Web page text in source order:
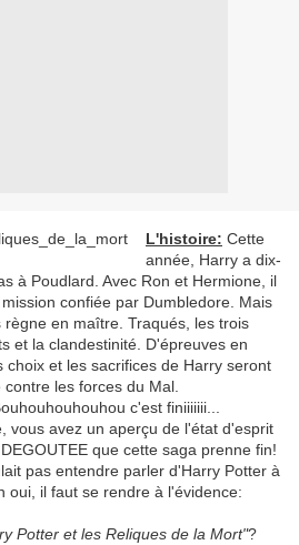
L'histoire: Cette
année, Harry a dix-
à Poudlard. Avec Ron et Hermione, il
confiée par Dumbledore. Mais
en maître. Traqués, les trois
et la clandestinité. D'épreuves en
choix et les sacrifices de Harry seront
les forces du Mal.
c'est finiiiiiii...
vous avez un aperçu de l'état d'esprit
que cette saga prenne fin!
pas entendre parler d'Harry Potter à
oui, il faut se rendre à l'évidence:
Potter et les Reliques de la Mort"?